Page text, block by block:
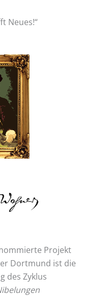
Neues!“
Projekt
Dortmund ist die
des Zyklus